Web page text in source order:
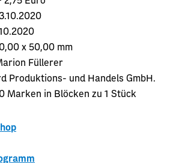
x 50,00 mm
Füllerer
Produktions- und Handels GmbH.
Marken in Blöcken zu 1 Stück